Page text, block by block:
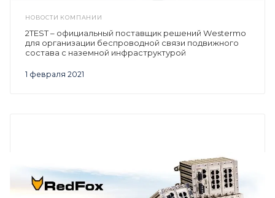
НОВОСТИ КОМПАНИИ
1 февраля 2021
2TEST – официальный поставщик решений Westermo
для организации беспроводной связи подвижного
состава с наземной инфраструктурой